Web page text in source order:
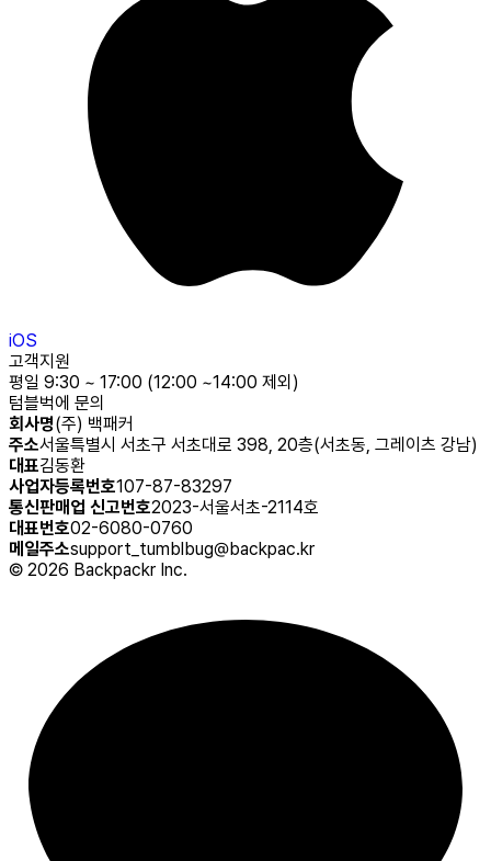
iOS
고객지원
평일 9:30 ~ 17:00 (12:00 ~14:00 제외)
텀블벅에 문의
회사명(주) 백패커
주소서울특별시 서초구 서초대로 398, 20층(서초동, 그레이츠 강남)
대표김동환
사업자등록번호107-87-83297
통신판매업 신고번호2023-서울서초-2114호
대표번호02-6080-0760
메일주소support_tumblbug@backpac.kr
© 2026 Backpackr Inc.